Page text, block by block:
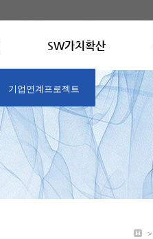
기업연계프로젝트
SW가치확산
>